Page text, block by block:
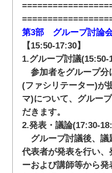
第3部 グループ討論
【15:50-17:30】
1.グループ討議(15:50-
参加者をグループ分
(ファシリテーター)が
マ)について、グルー
だきます。
2.発表・議論(17:30-
グループ討議後、議
代表者が発表を行い
ーおよび講師等から